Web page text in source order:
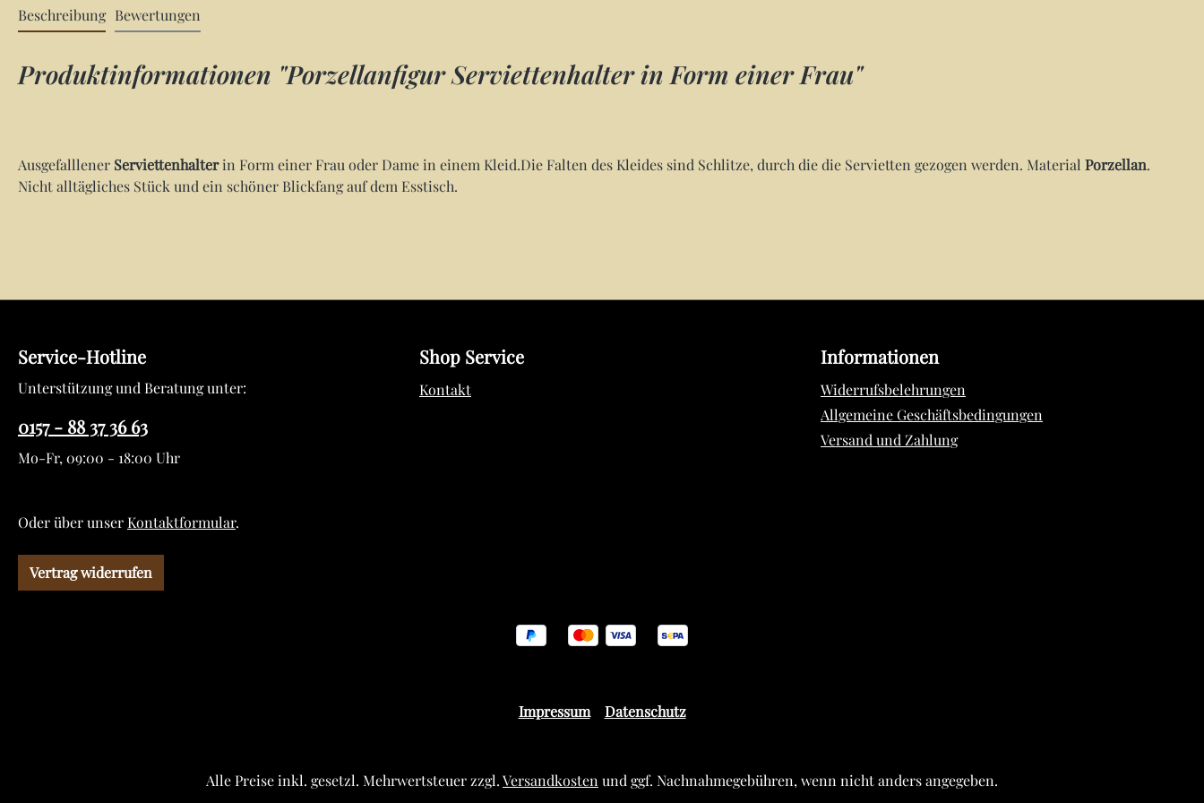
Beschreibung Bewertungen
Produktinformationen "Porzellanfigur Serviettenhalter in Form einer Frau"
Ausgefalllener Serviettenhalterin Form einer Frau oder Dame in einem Kleid.Die Falten des Kleides sind Schlitze, durch die die Servietten gezogen werden. Material Porzellan.
Nicht alltägliches Stück und ein schöner Blickfang auf dem Esstisch.
Service-Hotline
Unterstützung und Beratung unter:
0157 - 88 37 36 63
Mo-Fr, 09:00 - 18:00 Uhr
Oder über unserKontaktformular.
Vertrag widerrufen
Shop Service
Kontakt
Informationen
Widerrufsbelehrungen
Allgemeine Geschäftsbedingungen
Versand und Zahlung
Impressum Datenschutz
Alle Preise inkl. gesetzl. Mehrwertsteuer zzgl.Versandkosten und ggf. Nachnahmegebühren, wenn nicht anders angegeben.